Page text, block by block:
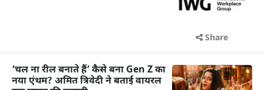
Share
‘चल ना रील बनाते हैं’ कैसे बना Gen Z का
नया एंथम? अमित त्रिवेदी ने बताई वायरल